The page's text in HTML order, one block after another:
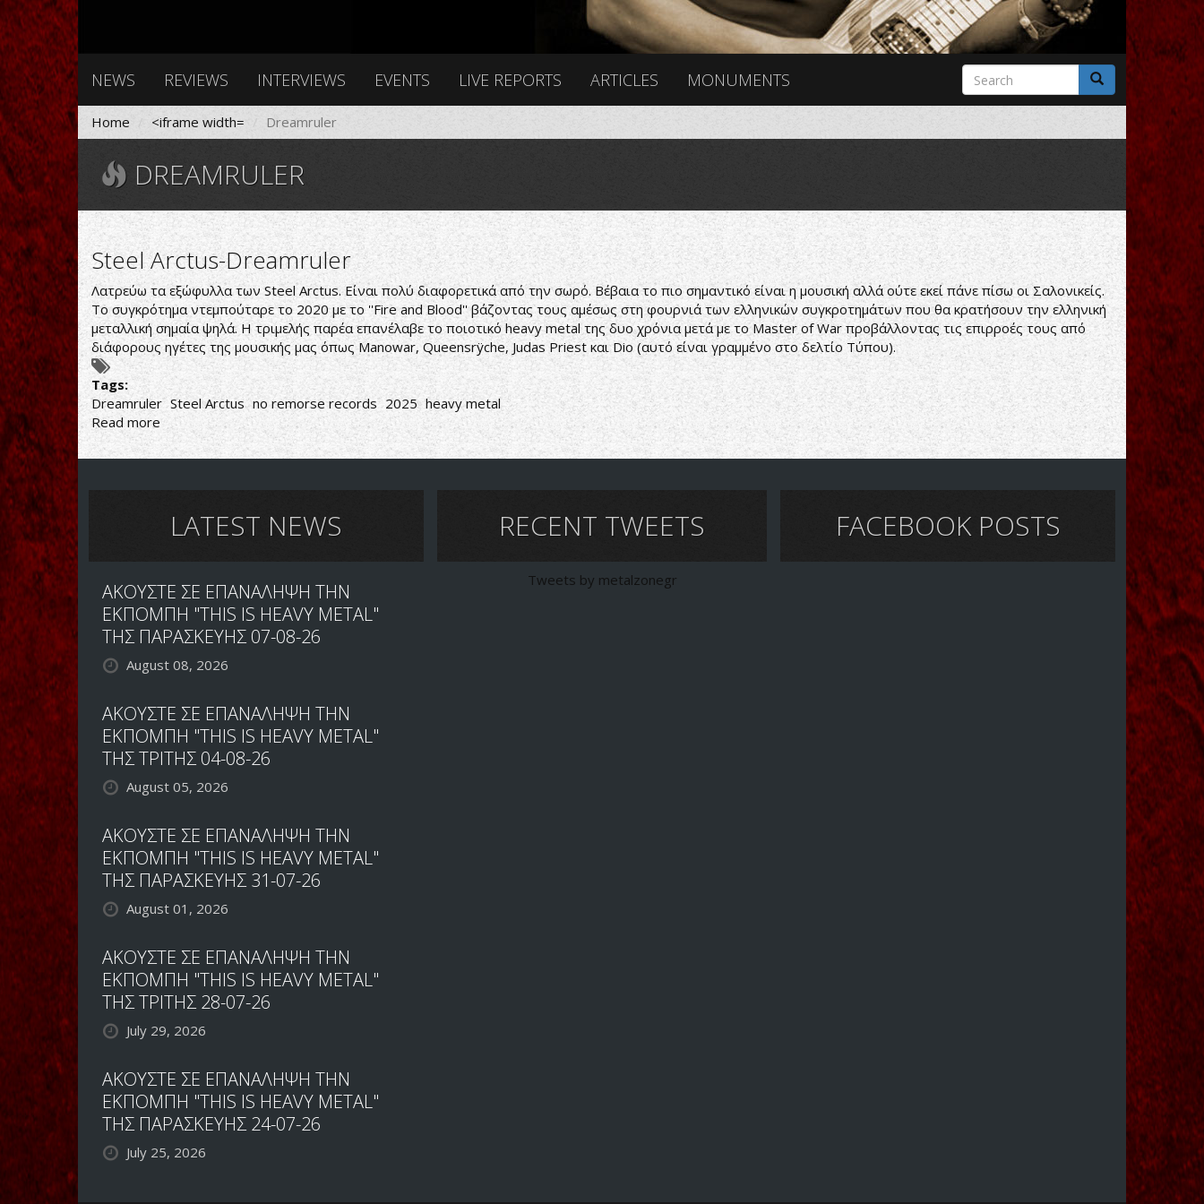
NEWS REVIEWS INTERVIEWS EVENTS LIVE REPORTS ARTICLES MONUMENTS
Search
form
Search
Home <iframe width= Dreamruler
DREAMRULER
Steel Arctus-Dreamruler
Λατρεύω τα εξώφυλλα των Steel Arctus. Είναι πολύ διαφορετικά από την σωρό. Βέβαια το πιο σημαντικό είναι η μουσική αλλά ούτε εκεί πάνε πίσω οι Σαλονικείς.
Το συγκρότημα ντεμπούταρε το 2020 με το ''Fire and Blood'' βάζοντας τους αμέσως στη φουρνιά των ελληνικών συγκροτημάτων που θα κρατήσουν την ελληνική
μεταλλική σημαία ψηλά. Η τριμελής παρέα επανέλαβε το ποιοτικό heavy metal της δυο χρόνια μετά με το Master of War προβάλλοντας τις επιρροές τους από
διάφορους ηγέτες της μουσικής μας όπως Manowar, Queensrÿche, Judas Priest και Dio (αυτό είναι γραμμένο στο δελτίο Τύπου).
Tags:
Dreamruler Steel Arctus no remorse records 2025 heavy metal
Read more about
Steel
Arctus-
LATEST NEWS
ΑΚΟΥΣΤΕ ΣΕ ΕΠΑΝΑΛΗΨΗ ΤΗΝ
ΕΚΠΟΜΠΗ "THIS IS HEAVY METAL"
ΤΗΣ ΠΑΡΑΣΚΕΥΗΣ 07-08-26
August 08, 2026
ΑΚΟΥΣΤΕ ΣΕ ΕΠΑΝΑΛΗΨΗ ΤΗΝ
ΕΚΠΟΜΠΗ "THIS IS HEAVY METAL"
ΤΗΣ ΤΡΙΤΗΣ 04-08-26
August 05, 2026
ΑΚΟΥΣΤΕ ΣΕ ΕΠΑΝΑΛΗΨΗ ΤΗΝ
ΕΚΠΟΜΠΗ "THIS IS HEAVY METAL"
ΤΗΣ ΠΑΡΑΣΚΕΥΗΣ 31-07-26
August 01, 2026
ΑΚΟΥΣΤΕ ΣΕ ΕΠΑΝΑΛΗΨΗ ΤΗΝ
ΕΚΠΟΜΠΗ "THIS IS HEAVY METAL"
ΤΗΣ ΤΡΙΤΗΣ 28-07-26
July 29, 2026
ΑΚΟΥΣΤΕ ΣΕ ΕΠΑΝΑΛΗΨΗ ΤΗΝ
ΕΚΠΟΜΠΗ "THIS IS HEAVY METAL"
ΤΗΣ ΠΑΡΑΣΚΕΥΗΣ 24-07-26
July 25, 2026
RECENT TWEETS
Tweets by metalzonegr
FACEBOOK POSTS